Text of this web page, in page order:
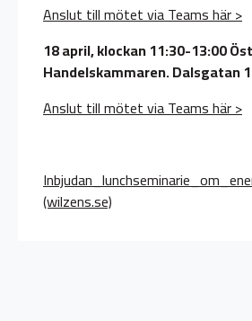
Anslut till mötet via Teams här >
18 april, klockan 11:30-13:00
Handelskammaren. Dalsgatan
Anslut till mötet via Teams här >
(wilzens.se)